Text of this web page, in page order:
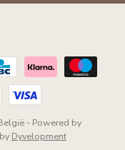
- Powered by
by Dyvelopment